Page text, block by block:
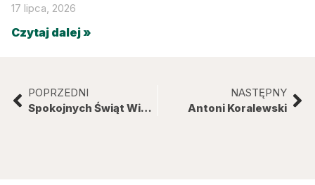
17 lipca, 2026
Czytaj dalej »
POPRZEDNI
Spokojnych Świąt Wielkanocnych
NASTĘPNY
Antoni Koralewski